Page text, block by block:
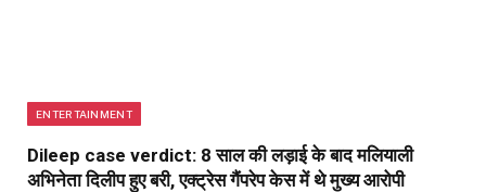
ENTERTAINMENT
Dileep case verdict: 8 साल की लड़ाई के बाद मलियाली
अभिनेता दिलीप हुए बरी, एक्ट्रेस गैंपरेप केस में थे मुख्य आरोपी